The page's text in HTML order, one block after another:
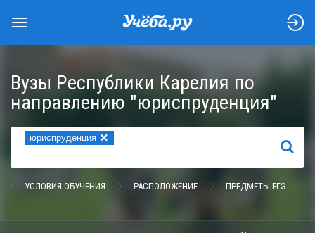
Вузы Республики Карелия по
направлению "юриспруденция"
юриспруденция ×
НАЙТИ
УСЛОВИЯ ОБУЧЕНИЯ РАСПОЛОЖЕНИЕ ПРЕДМЕТЫ ЕГЭ